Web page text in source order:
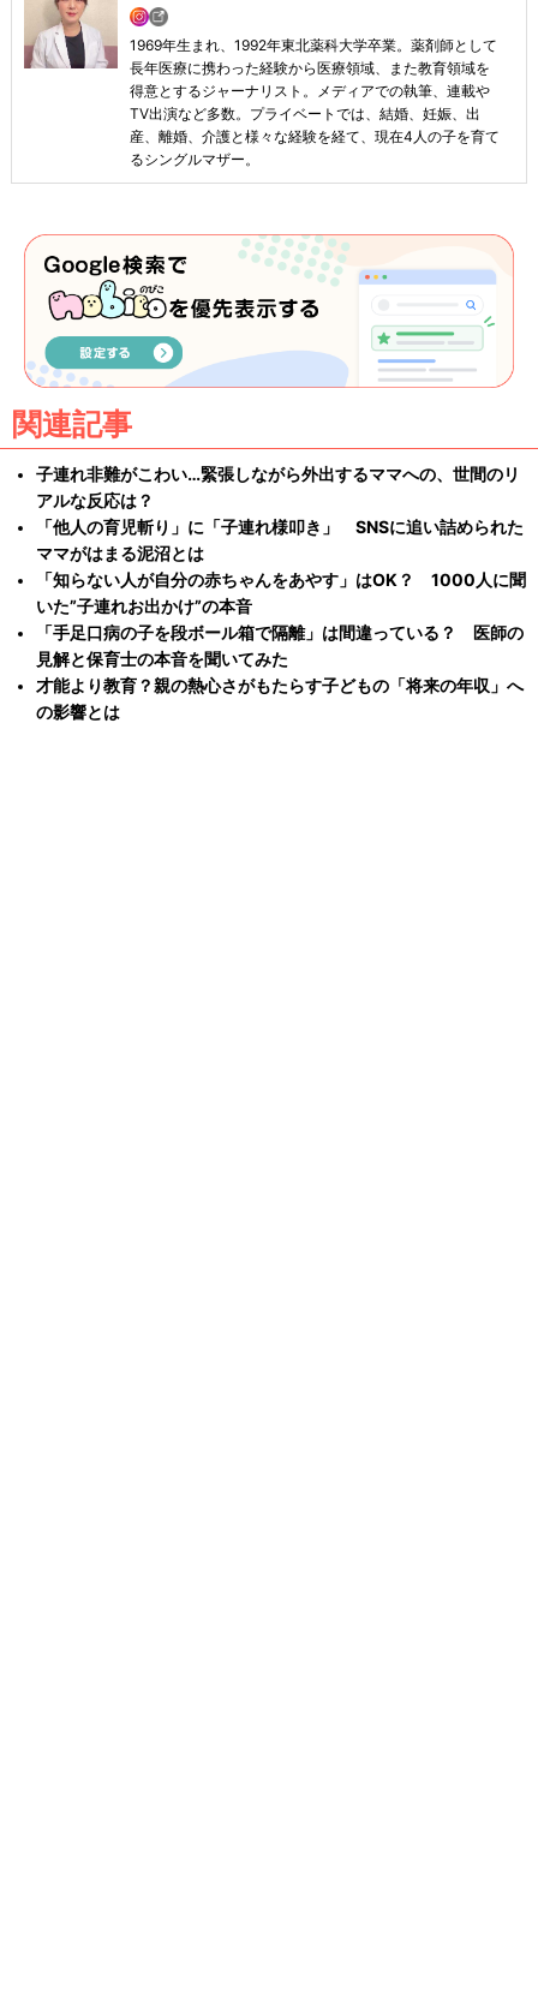
1969年生まれ、1992年東北薬科大学卒業。薬剤師として
長年医療に携わった経験から医療領域、また教育領域を
得意とするジャーナリスト。メディアでの執筆、連載や
TV出演など多数。プライベートでは、結婚、妊娠、出
産、離婚、介護と様々な経験を経て、現在4人の子を育て
るシングルマザー。
関連記事
子連れ非難がこわい…緊張しながら外出するママへの、世間のリ
アルな反応は？
「他人の育児斬り」に「子連れ様叩き」 SNSに追い詰められた
ママがはまる泥沼とは
「知らない人が自分の赤ちゃんをあやす」はOK？ 1000人に聞
いた”子連れお出かけ”の本音
「手足口病の子を段ボール箱で隔離」は間違っている？ 医師の
見解と保育士の本音を聞いてみた
才能より教育？親の熱心さがもたらす子どもの「将来の年収」へ
の影響とは